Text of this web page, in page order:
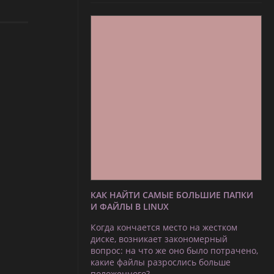
КАК НАЙТИ САМЫЕ БОЛЬШИЕ ПАПКИ
И ФАЙЛЫ В LINUX
Когда кончается место на жестком
диске, возникает закономерный
вопрос: на что же оно было потрачено,
какие файлы разрослись больше